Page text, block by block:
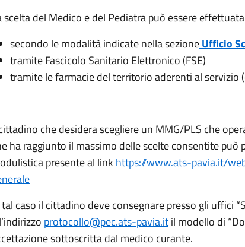
scelta del Medico e del Pediatra può essere
secondo le modalità indicate nella sezioneUfficio
tramite Fascicolo Sanitario Elettronico (FSE)
tramite le farmacie del territorio aderenti al servizio
che desidera scegliere un MMG/PLS che
ha raggiunto il massimo delle scelte consentite
presente al link https://www.ats-pavia.it/
caso il cittadino deve consegnare presso gli uffici
protocollo@pec.ats-pavia.itil modello di
sottoscritta dal medico curante.